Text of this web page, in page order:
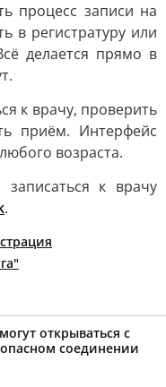
процесс записи на
в регистратуру или
делается прямо в
к врачу, проверить
приём. Интерфейс
возраста.
к врачу
.
открываться с
соединении